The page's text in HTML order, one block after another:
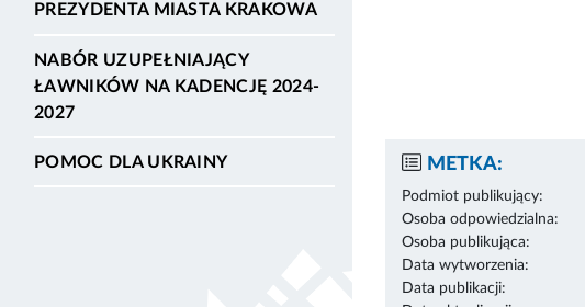
PREZYDENTA MIASTA KRAKOWA
NABÓR UZUPEŁNIAJĄCY
ŁAWNIKÓW NA KADENCJĘ 2024-
2027
POMOC DLA UKRAINY METKA:
Podmiot publikujący:
Osoba odpowiedzialna:
Osoba publikująca:
Data wytworzenia:
Data publikacji: